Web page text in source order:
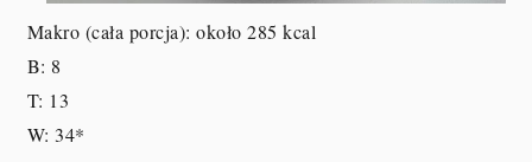
Makro (cała porcja): około 285 kcal
B: 8
T: 13
W: 34*